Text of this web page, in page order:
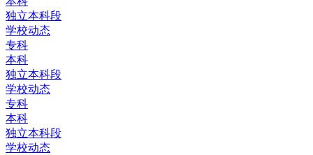
独立本科段
学校动态
专科
本科
独立本科段
学校动态
专科
本科
独立本科段
学校动态